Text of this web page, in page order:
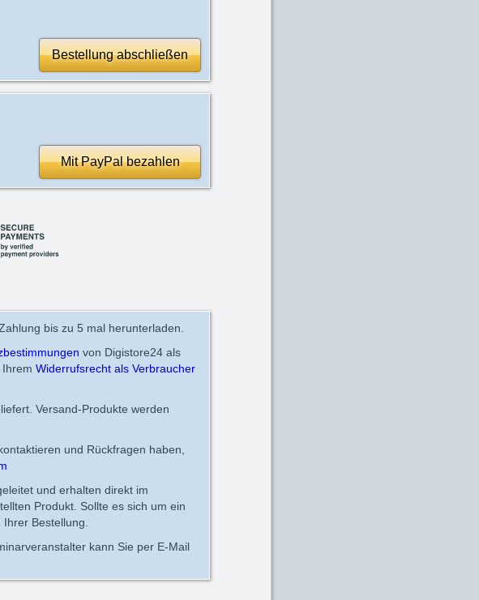
Bestellung abschließen
Mit PayPal bezahlen
bis zu 5 mal herunterladen.
von Digistore24 als
Widerrufsrecht als Verbraucher
Versand-Produkte werden
und Rückfragen haben,
und erhalten direkt im
Produkt. Sollte es sich um ein
Bestellung.
kann Sie per E-Mail